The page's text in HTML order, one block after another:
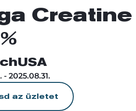
Creatine
- 2025.08.31.
az üzletet